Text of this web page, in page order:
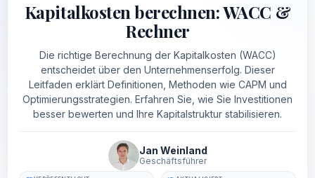
Kapitalkosten berechnen: WACC &
Rechner
Die richtige Berechnung der Kapitalkosten (WACC)
entscheidet über den Unternehmenserfolg. Dieser
Leitfaden erklärt Definitionen, Methoden wie CAPM und
Optimierungsstrategien. Erfahren Sie, wie Sie Investitionen
besser bewerten und Ihre Kapitalstruktur stabilisieren.
Jan Weinland
Geschäftsführer